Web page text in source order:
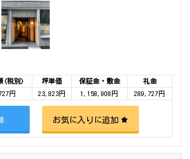
ご内覧下さいませ！ その他、事務所、オフィ
お気軽にご相談下さい。
(税別) 坪単価 保証金・敷金
礼金
円 23,823円 1,158,908円 289,727円
お気に入りに追加